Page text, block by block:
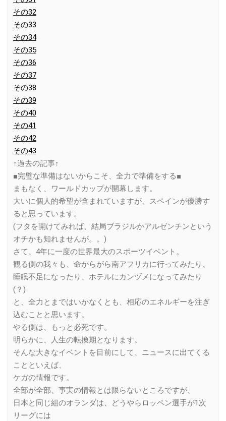
その32
その33
その34
その35
その36
その37
その38
その39
その40
その41
その42
その43
↑過去の記事↑
■完璧な準備はないからこそ、全力で準備をする■
まもなく、ワールドカップが開幕します。
大いに個人的希望が含まれていますが、スペインが優勝す
ると思っています。
(フタを開けてみれば、結局ブラジルかアルゼンチンという
オチかも知れませんが。。)
さて、4年に一度の世界最大のスポーツイベント。
観る側の我々も、命からがら南アフリカに行ってみたり、
睡眠不足になったり、ホテルにカンヅメになってみたり
(？)
と、全力とまではいかなくとも、相応のエネルギーを注ぎ
込むことと思います。
やる側は、もっと必死です。
明らかに、人生の転換期となります。
そんな大きなイベントを目前にして、ニュースに出てくる
ことといえば、
ケガの情報です。
全部が全部、事実の情報とは限らないところですが、
日本と同じ組のオランダは、どうやらロッペン選手が1次
リーグには